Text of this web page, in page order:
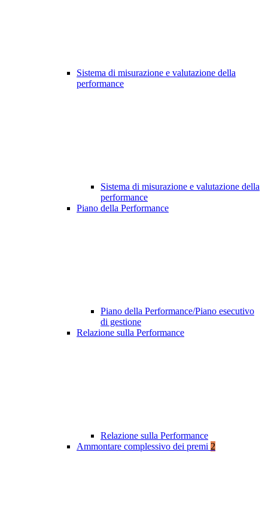
Sistema di misurazione e valutazione della
performance
Sistema di misurazione e valutazione della
performance
Piano della Performance
Piano della Performance/Piano esecutivo
di gestione
Relazione sulla Performance
Relazione sulla Performance
Ammontare complessivo dei premi 2